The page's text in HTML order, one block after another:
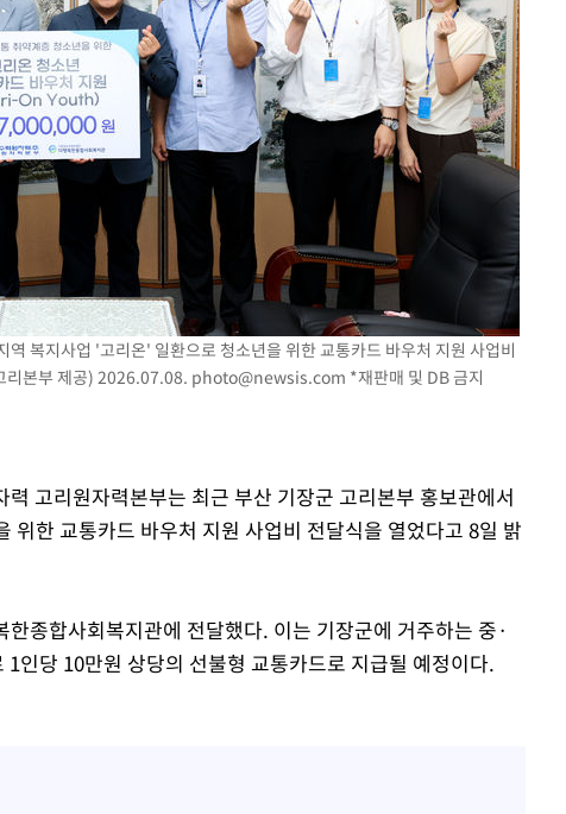
복지사업 '고리온' 일환으로 청소년을 위한 교통카드 바우처 지원 사업비
리본부 제공) 2026.07.08. photo@newsis.com *재판매 및 DB 금지
고리원자력본부는 최근 부산 기장군 고리본부 홍보관에서
위한 교통카드 바우처 지원 사업비 전달식을 열었다고 8일 밝
종합사회복지관에 전달했다. 이는 기장군에 거주하는 중·
인당 10만원 상당의 선불형 교통카드로 지급될 예정이다.